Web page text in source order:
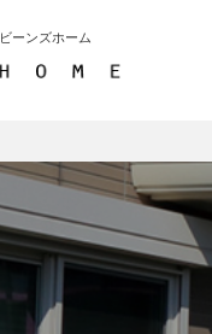
ビーンズホーム